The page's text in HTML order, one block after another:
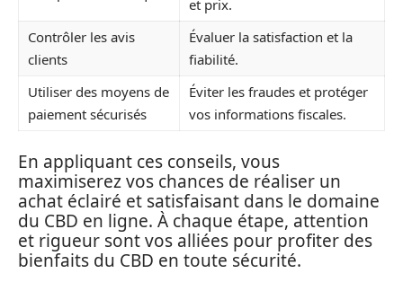
et prix.
Contrôler les avis
clients
Évaluer la satisfaction et la
fiabilité.
Utiliser des moyens de
paiement sécurisés
Éviter les fraudes et protéger
vos informations fiscales.
En appliquant ces conseils, vous
maximiserez vos chances de réaliser un
achat éclairé et satisfaisant dans le domaine
du CBD en ligne. À chaque étape, attention
et rigueur sont vos alliées pour profiter des
bienfaits du CBD en toute sécurité.